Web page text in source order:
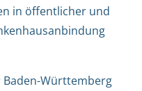
in öffentlicher und
Württemberg